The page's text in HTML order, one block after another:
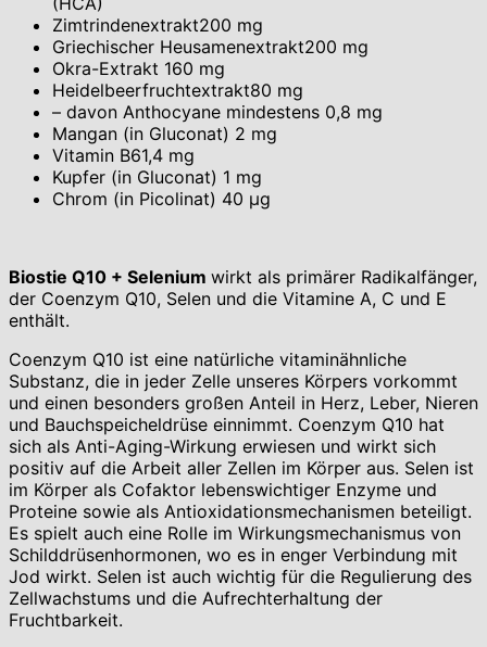
Zimtrindenextrakt200 mg
Griechischer Heusamenextrakt200 mg
Okra-Extrakt 160 mg
Heidelbeerfruchtextrakt80 mg
– davon Anthocyane mindestens 0,8 mg
Mangan (in Gluconat) 2 mg
Vitamin B61,4 mg
Kupfer (in Gluconat) 1 mg
Chrom (in Picolinat) 40 μg
Biostie Q10 + Selenium wirkt als primärer Radikalfänger,
der Coenzym Q10, Selen und die Vitamine A, C und E
enthält.
Coenzym Q10 ist eine natürliche vitaminähnliche
Substanz, die in jeder Zelle unseres Körpers vorkommt
und einen besonders großen Anteil in Herz, Leber, Nieren
und Bauchspeicheldrüse einnimmt. Coenzym Q10 hat
sich als Anti-Aging-Wirkung erwiesen und wirkt sich
positiv auf die Arbeit aller Zellen im Körper aus. Selen ist
im Körper als Cofaktor lebenswichtiger Enzyme und
Proteine ​​sowie als Antioxidationsmechanismen beteiligt.
Es spielt auch eine Rolle im Wirkungsmechanismus von
Schilddrüsenhormonen, wo es in enger Verbindung mit
Jod wirkt. Selen ist auch wichtig für die Regulierung des
Zellwachstums und die Aufrechterhaltung der
Fruchtbarkeit.